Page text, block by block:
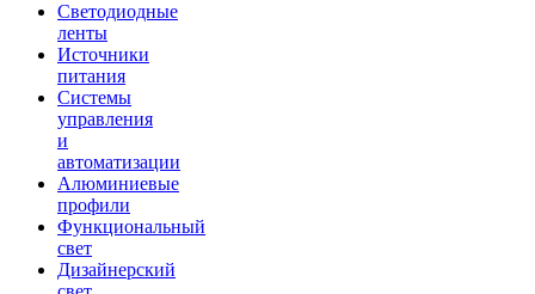
Светодиодные
ленты
Источники
питания
Системы
управления
и
автоматизации
Алюминиевые
профили
Функциональный
свет
Дизайнерский